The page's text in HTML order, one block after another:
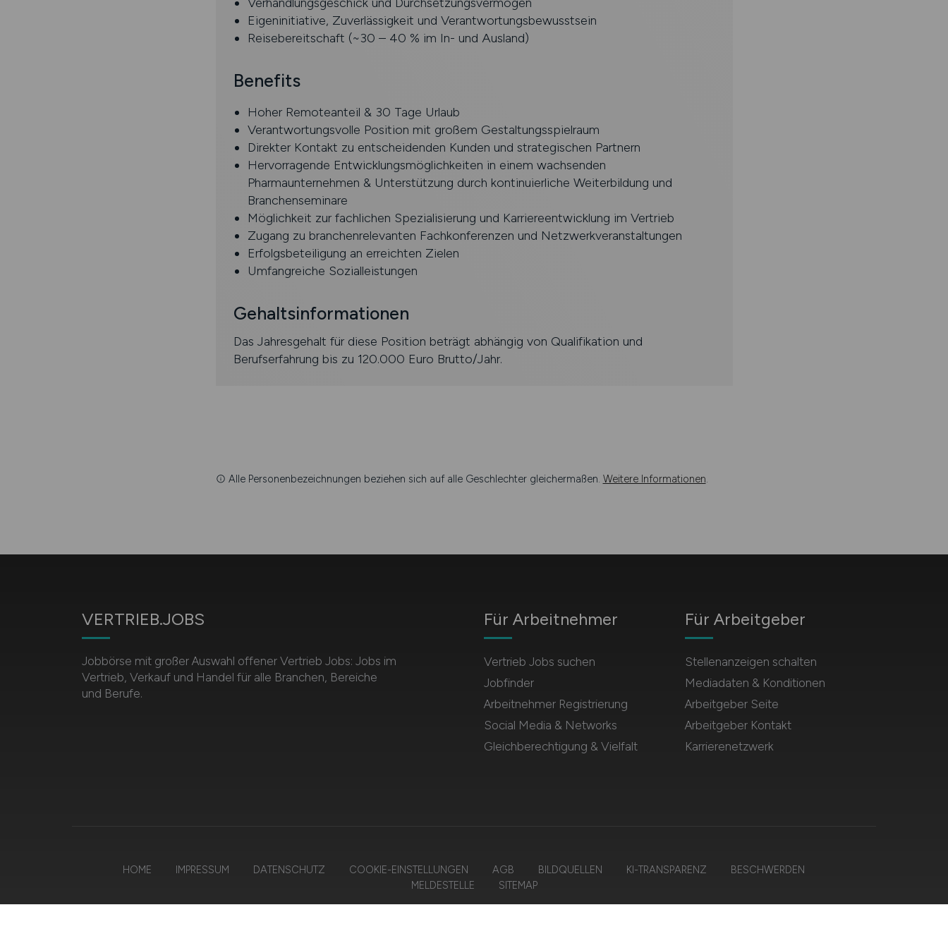
Eigeninitiative, Zuverlässigkeit und Verantwortungsbewusstsein
Reisebereitschaft (~30 – 40 % im In- und Ausland)
Benefits
Hoher Remoteanteil & 30 Tage Urlaub
Verantwortungsvolle Position mit großem Gestaltungsspielraum
Direkter Kontakt zu entscheidenden Kunden und strategischen Partnern
Hervorragende Entwicklungsmöglichkeiten in einem wachsenden
Pharmaunternehmen & Unterstützung durch kontinuierliche Weiterbildung und
Branchenseminare
Möglichkeit zur fachlichen Spezialisierung und Karriereentwicklung im Vertrieb
Zugang zu branchenrelevanten Fachkonferenzen und Netzwerkveranstaltungen
Erfolgsbeteiligung an erreichten Zielen
Umfangreiche Sozialleistungen
Gehaltsinformationen
Das Jahresgehalt für diese Position beträgt abhängig von Qualifikation und
Berufserfahrung bis zu 120.000 Euro Brutto/Jahr.
Alle Personenbezeichnungen beziehen sich auf alle Geschlechter gleichermaßen. Weitere Informationen.
VERTRIEB.JOBS
Jobbörse mit großer Auswahl offener Vertrieb Jobs: Jobs im
Vertrieb, Verkauf und Handel für alle Branchen, Bereiche
und Berufe.
Für Arbeitnehmer
Vertrieb Jobs suchen
Jobfinder
Arbeitnehmer Registrierung
Social Media & Networks
Gleichberechtigung & Vielfalt
Für Arbeitgeber
Stellenanzeigen schalten
Mediadaten & Konditionen
Arbeitgeber Seite
Arbeitgeber Kontakt
Karrierenetzwerk
HOME IMPRESSUM DATENSCHUTZ COOKIE-EINSTELLUNGEN AGB BILDQUELLEN KI-TRANSPARENZ
BESCHWERDEN
MELDESTELLE
SITEMAP